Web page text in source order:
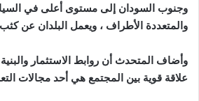
وجنوب السودان إلى مستوى أعلى في
والمتعددة الأطراف ، ويعمل البلدان عن
وأضاف المتحدث أن روابط الاستثمار والبنية
علاقة قوية بين المجتمع هي أحد مجالات